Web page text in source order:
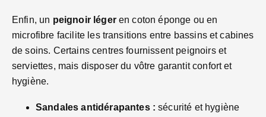
Enfin, un peignoir légeren coton éponge ou en
microfibre facilite les transitions entre bassins et cabines
de soins. Certains centres fournissent peignoirs et
serviettes, mais disposer du vôtre garantit confort et
hygiène.
Sandales antidérapantes : sécurité et hygiène